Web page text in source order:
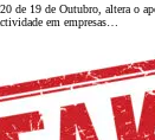
de 19 de Outubro, altera o
em empresas…